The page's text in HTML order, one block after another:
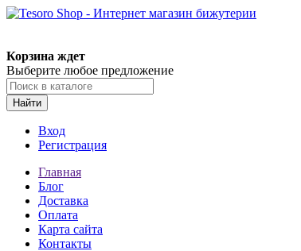
Корзина ждет
Выберите любое предложение
Найти
Вход
Регистрация
Главная
Блог
Доставка
Оплата
Карта сайта
Контакты